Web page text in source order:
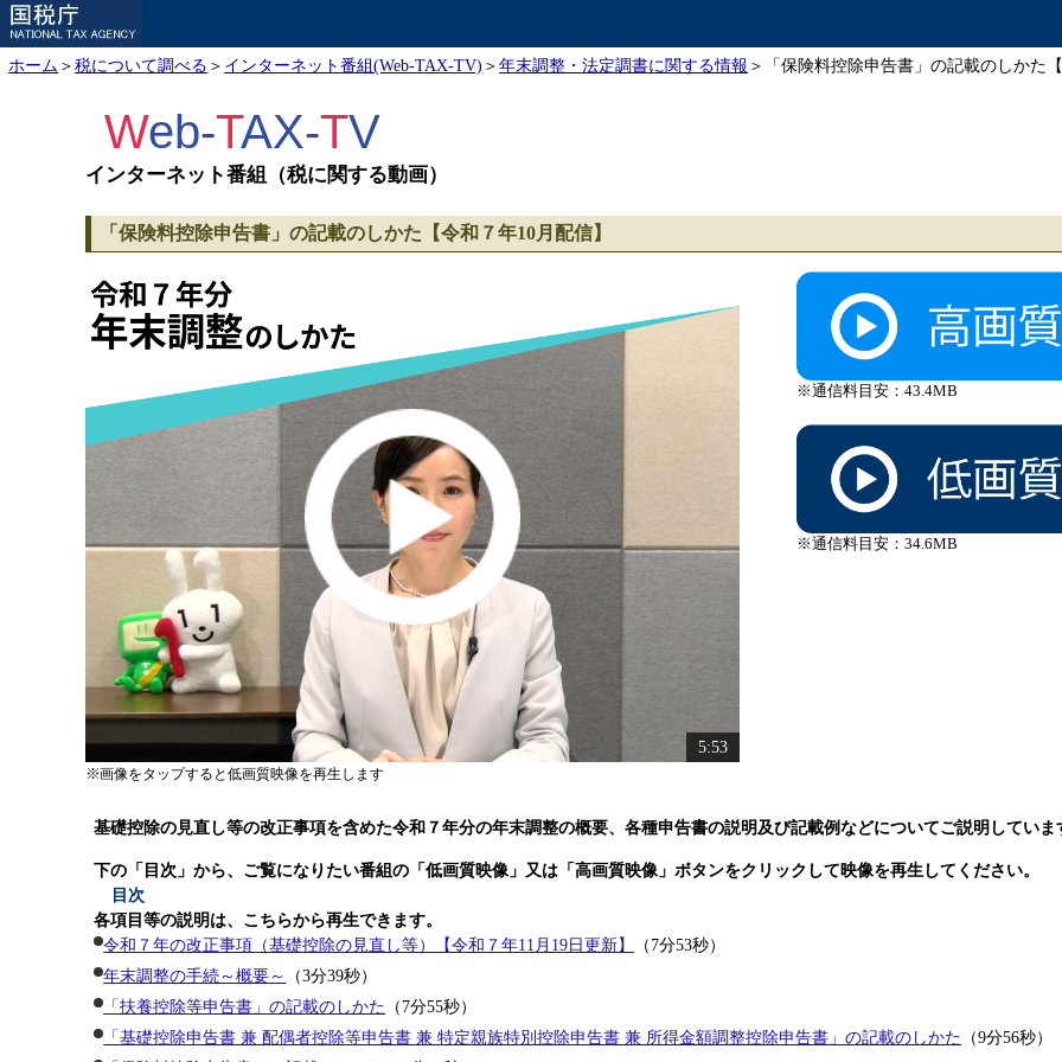
ホーム ＞税について調べる ＞ インターネット番組(Web-TAX-TV) ＞年末調整・法定調書に関する情報 ＞「保険料控除申告書」の記載のしかた
Web-TAX-TV
インターネット番組（税に関する動画）
「保険料控除申告書」の記載のしかた【令和７年10月配信】
5:53
画像をタップすると低画質映像を再生します
※通信料目安：43.4MB
※通信料目安：34.6MB
基礎控除の見直し等の改正事項を含めた令和７年分の年末調整の概要、各種申告書の説明及び記載例などについてご説明していま
下の「目次」から、ご覧になりたい番組の「低画質映像」又は「高画質映像」ボタンをクリックして映像を再生してください。
目次
各項目等の説明は、こちらから再生できます。
令和７年の改正事項（基礎控除の見直し等）【令和７年11月19日更新】
（7分53秒）
年末調整の手続～概要～
（3分39秒）
「扶養控除等申告書」の記載のしかた （7分55秒）
「基礎控除申告書 兼 配偶者控除等申告書 兼 特定親族特別控除申告書 兼 所得金額調整控除申告書」の記載のしかた （9分56秒）